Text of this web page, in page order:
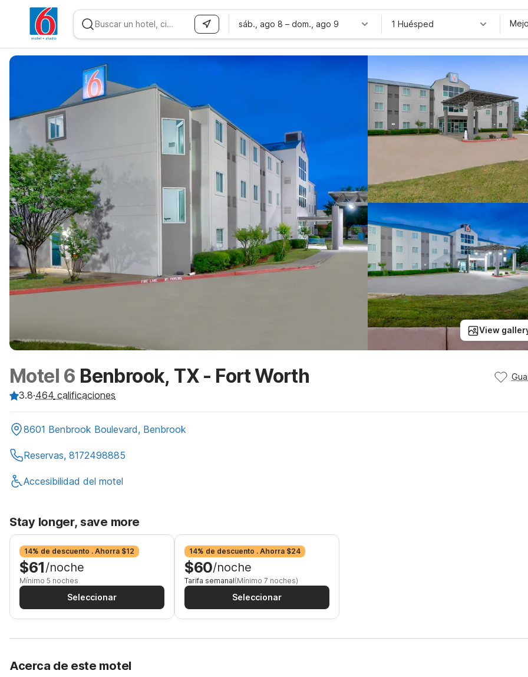
sáb., ago 8 – dom., ago 9 1 Huésped
View
Motel 6 Benbrook, TX - Fort Worth
3.8·464 calificaciones
8601 Benbrook Boulevard, Benbrook
Reservas, 8172498885
Accesibilidad del motel
Stay longer, save more
14% de descuento . Ahorra $12
$61/noche
Mínimo 5 noches
Seleccionar
14% de descuento . Ahorra $24
$60/noche
Tarifa semanal(Mínimo 7 noches)
Seleccionar
Acerca de este motel